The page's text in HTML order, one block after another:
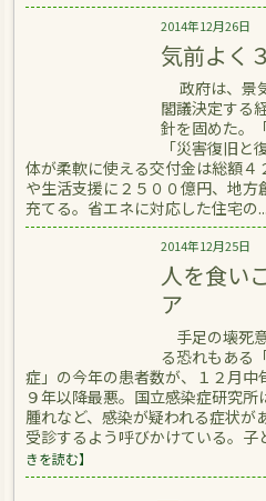
2014年12月26日
気前よく
政府は、景
閣議決定する
針を固めた。
「災害復旧
体が柔軟に使える交付金は総額
や生活支援に２５００億円、地
充てる。省エネに対応した住宅の...
2014年12月25日
人を食い
ア
手足の壊死
る恐れもある
症」の今年の患者数が、１２月中
９年以降最悪。国立感染症研究
腫れなど、感染が疑われる症状が
受診するよう呼びかけている。子
きを読む】